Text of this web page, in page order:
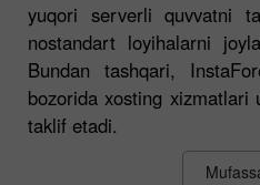
yuqori serverli quvvatni
nostandart loyihalarni
Bundan tashqari,
bozorida xosting xizmatlari
taklif etadi.